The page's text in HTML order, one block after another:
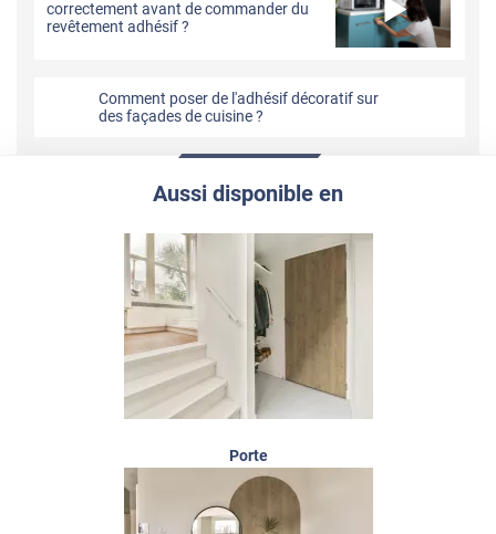
correctement avant de commander du
revêtement adhésif ?
Comment poser de l'adhésif décoratif sur
des façades de cuisine ?
Aussi disponible en
Porte